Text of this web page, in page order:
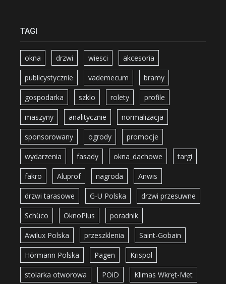
TAGI
okna drzwi wiesci akcesoria
publicystycznie vademecum bramy
gospodarka szklo rolety profile
maszyny analitycznie normalizacja
sponsorowany ogrody promocje
wydarzenia fasady okna_dachowe targi
fakro Aluprof nagroda Anwis
drzwi tarasowe G-U Polska drzwi przesuwne
Schüco OknoPlus poradnik
Awilux Polska przeszklenia Saint-Gobain
Hörmann Polska Pagen Krispol
stolarka otworowa POiD Klimas Wkręt-Met